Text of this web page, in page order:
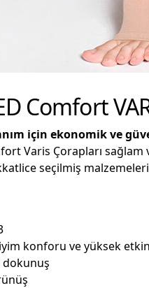
Comfort
için ekonomik ve
Varis Çorapları
seçilmiş
konforu ve yüksek
dokunuş